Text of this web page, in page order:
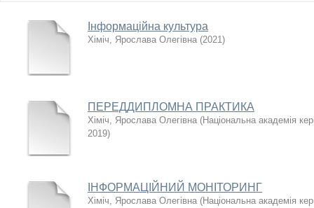
Інформаційна культура
Хіміч, Ярослава Олегівна (2021)
ПЕРЕДДИПЛОМНА ПРАКТИКА
Хіміч, Ярослава Олегівна (Національна академія
2019)
ІНФОРМАЦІЙНИЙ МОНІТОРИНГ
Хіміч, Ярослава Олегівна (Національна академія